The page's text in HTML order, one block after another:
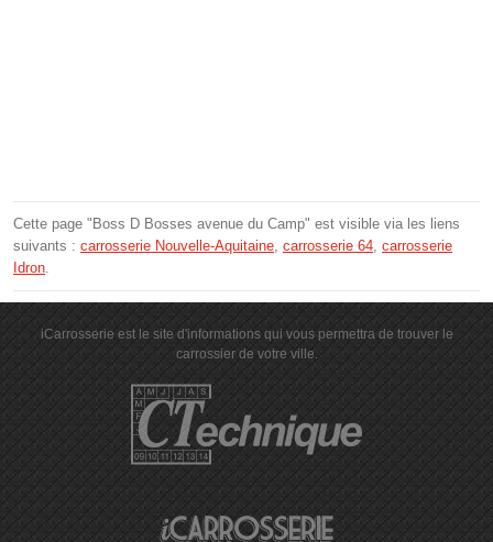
Cette page "Boss D Bosses avenue du Camp" est visible via les liens
suivants : carrosserie Nouvelle-Aquitaine, carrosserie 64, carrosserie
Idron.
iCarrosserie est le site d'informations qui vous permettra de trouver le
carrossier de votre ville.